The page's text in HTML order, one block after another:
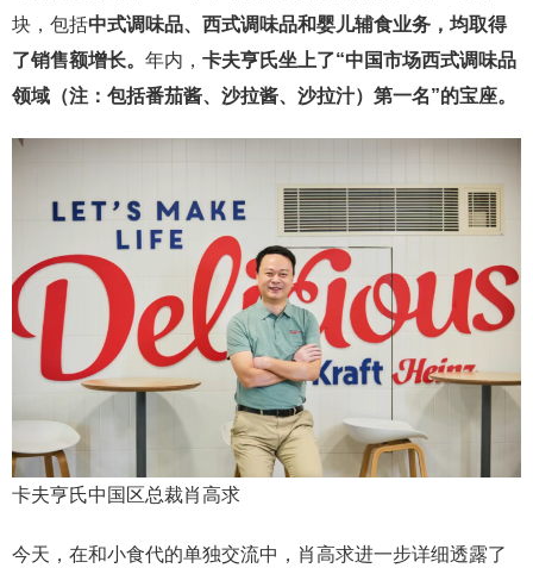
块，包括中式调味品、西式调味品和婴儿辅食业务，均取得
了销售额增长。 年内， 卡夫亨氏坐上了“中国市场西式调味品
领域（注：包括番茄酱、沙拉酱、沙拉汁）第一名”的宝座。
卡夫亨氏中国区总裁肖高求
今天，在和小食代的单独交流中，肖高求进一步详细透露了